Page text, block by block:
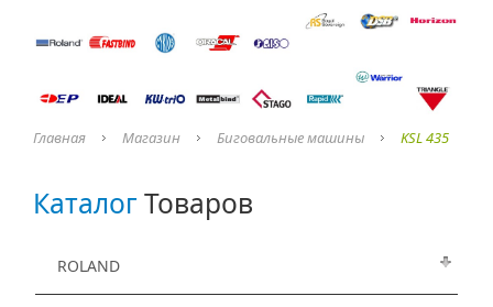
Главная Магазин Биговальные машины KSL 435
КаталогТоваров
ROLAND